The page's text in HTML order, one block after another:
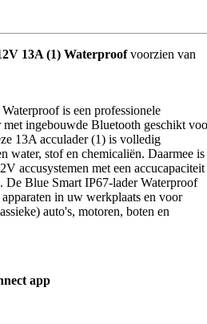
13A (1) Waterproofvoorzien van
is een professionele
met ingebouwde Bluetooth geschikt
13A acculader (1) is volledig
water, stof en chemicaliën. Daarmee is
accusystemen met een accucapaciteit
De Blue Smart IP67-lader Waterproof
in uw werkplaats en voor
auto's, motoren, boten en
app